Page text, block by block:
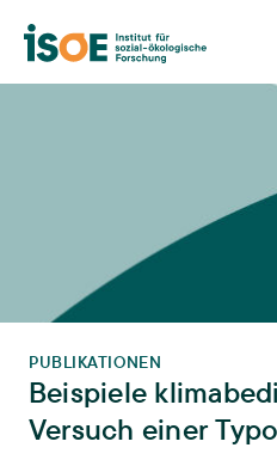
PUBLIKATIONEN
Beispiele
Versuch einer